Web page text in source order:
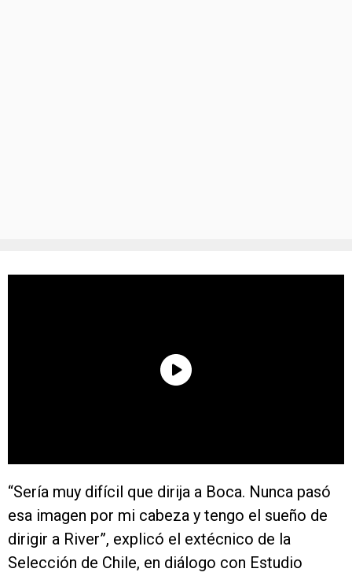
“Sería muy difícil que dirija a Boca. Nunca pasó
esa imagen por mi cabeza y tengo el sueño de
dirigir a River”, explicó el extécnico de la
Selección de Chile, en diálogo con Estudio